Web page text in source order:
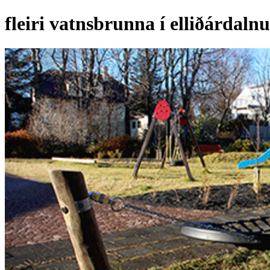
fleiri vatnsbrunna í